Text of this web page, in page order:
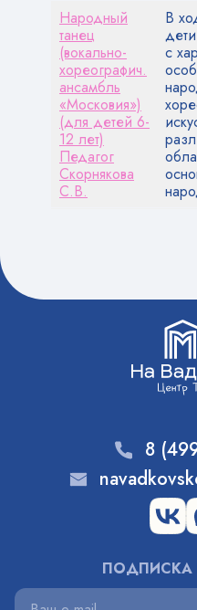
Народный
танец
(вокально-
хореографич.
ансамбль
«Московия»)
(для детей 6-
12 лет)
Педагог
Скорнякова
С.В.
В
с
8
ПОДПИСКА